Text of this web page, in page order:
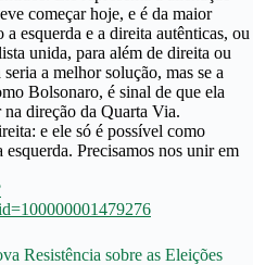
começar hoje, e é da maior
esquerda e a direita autênticas, ou
unida, para além de direita ou
a melhor solução, mas se a
Bolsonaro, é sinal de que ela
na direção da Quarta Via.
e ele só é possível como
Precisamos nos unir em
Resistência sobre as Eleições